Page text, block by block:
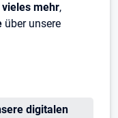
vieles mehr,
über unsere
digitalen